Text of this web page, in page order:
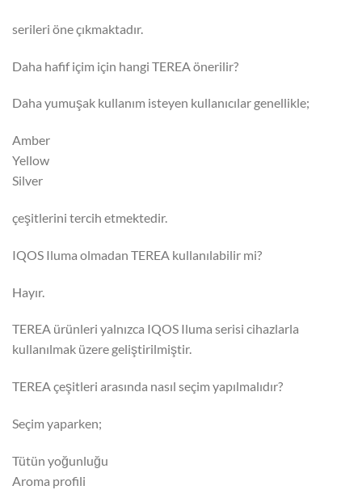
serileri öne çıkmaktadır.
Daha hafif içim için hangi TEREA önerilir?
Daha yumuşak kullanım isteyen kullanıcılar genellikle;
Amber
Yellow
Silver
çeşitlerini tercih etmektedir.
IQOS Iluma olmadan TEREA kullanılabilir mi?
Hayır.
TEREA ürünleri yalnızca IQOS Iluma serisi cihazlarla
kullanılmak üzere geliştirilmiştir.
TEREA çeşitleri arasında nasıl seçim yapılmalıdır?
Seçim yaparken;
Tütün yoğunluğu
Aroma profili